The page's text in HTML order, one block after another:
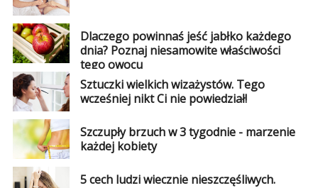
Dlaczego powinnaś jeść jabłko każdego
dnia? Poznaj niesamowite właściwości
tego owocu
Sztuczki wielkich wizażystów. Tego
wcześniej nikt Ci nie powiedział!
Szczupły brzuch w 3 tygodnie - marzenie
każdej kobiety
5 cech ludzi wiecznie nieszczęśliwych.